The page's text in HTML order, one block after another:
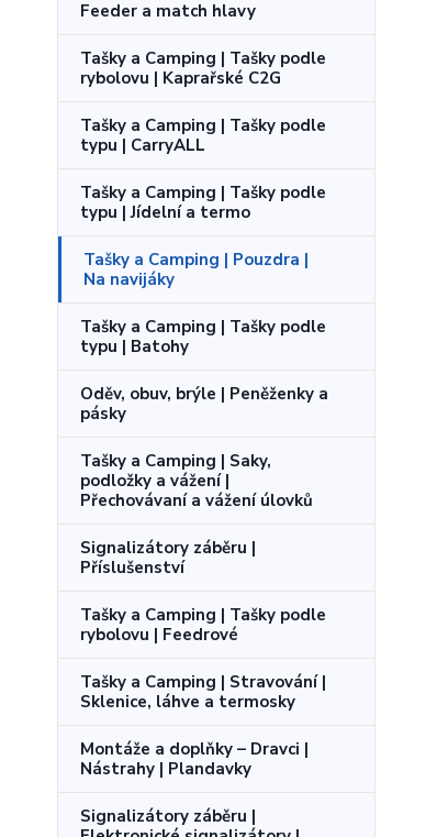
Feeder a match hlavy
Tašky a Camping | Tašky podle
rybolovu | Kaprařské C2G
Tašky a Camping | Tašky podle
typu | CarryALL
Tašky a Camping | Tašky podle
typu | Jídelní a termo
Tašky a Camping | Pouzdra |
Na navijáky
Tašky a Camping | Tašky podle
typu | Batohy
Oděv, obuv, brýle | Peněženky a
pásky
Tašky a Camping | Saky,
podložky a vážení |
Přechovávaní a vážení úlovků
Signalizátory záběru |
Příslušenství
Tašky a Camping | Tašky podle
rybolovu | Feedrové
Tašky a Camping | Stravování |
Sklenice, láhve a termosky
Montáže a doplňky – Dravci |
Nástrahy | Plandavky
Signalizátory záběru |